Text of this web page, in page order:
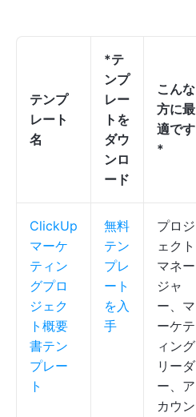
テンプ
レート
名
*テ
ンプ
レー
トを
ダウ
ンロ
ード
こんな
方に最
適です
*
ClickUp
マーケ
ティン
グプロ
ジェク
ト概要
書テン
プレー
ト
無料
テン
プレ
ート
を入
手
プロジ
ェクト
マネー
ジャ
ー、マ
ーケテ
ィング
リーダ
ー、ア
カウン